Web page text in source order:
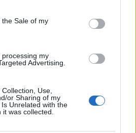
purposes in below Google
Sale of my
my
Advertising.
Use,
or Sharing of my
Unrelated with the
was collected.
el mercado inmobiliario y sus